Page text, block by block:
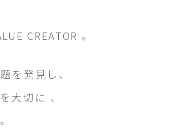
CREATOR 。
を発見し、
大切に 、